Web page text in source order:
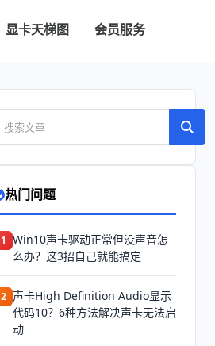
显卡天梯图 会员服务
热门问题
1 Win10声卡驱动正常但没声音怎
么办？这3招自己就能搞定
2 声卡High Definition Audio显示
代码10？6种方法解决声卡无法启
动